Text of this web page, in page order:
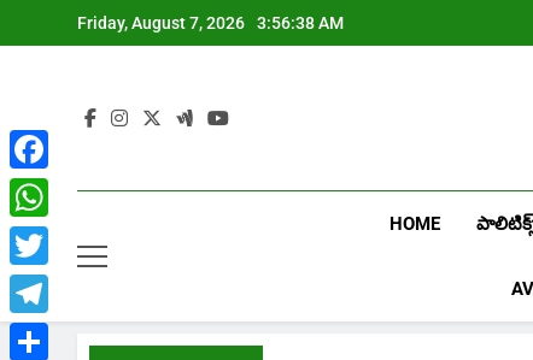
to
Friday, August 7, 2026 3:56:39 AM
HOME
Facebook
WhatsApp
Twitter
Telegram